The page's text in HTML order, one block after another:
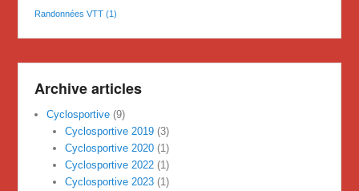
Randonnées VTT (1)
Archive articles
Cyclosportive (9)
Cyclosportive 2019(3)
Cyclosportive 2020(1)
Cyclosportive 2022(1)
Cyclosportive 2023(1)